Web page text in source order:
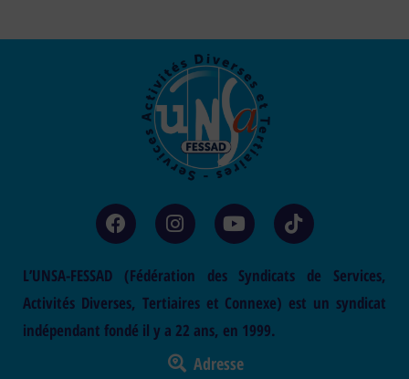
L’UNSA-FESSAD (Fédération des Syndicats de Services,
Activités Diverses, Tertiaires et Connexe) est un syndicat
indépendant fondé il y a 22 ans, en 1999.
Adresse